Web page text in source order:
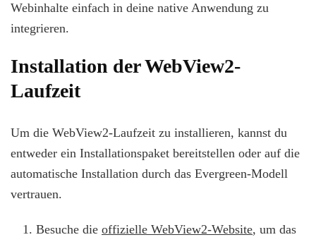
Webinhalte einfach in deine native Anwendung zu
integrieren.
Installation der WebView2-
Laufzeit
Um die WebView2-Laufzeit zu installieren, kannst du
entweder ein Installationspaket bereitstellen oder auf die
automatische Installation durch das Evergreen-Modell
vertrauen.
Besuche die offizielle WebView2-Website, um das